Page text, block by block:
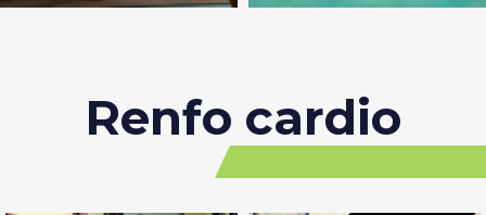
Renfo cardio